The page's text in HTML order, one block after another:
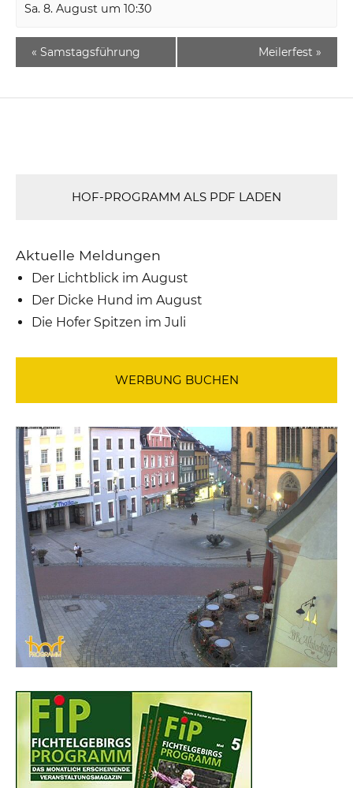
Sa. 8. August um 10:30
« Samstagsführung Meilerfest »
HOF-PROGRAMM ALS PDF LADEN
Aktuelle Meldungen
Der Lichtblick im August
Der Dicke Hund im August
Die Hofer Spitzen im Juli
WERBUNG BUCHEN